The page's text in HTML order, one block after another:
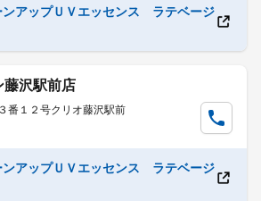
アップＵＶエッセンス ラテベージ
藤沢駅前店
番１２号クリオ藤沢駅前
アップＵＶエッセンス ラテベージ